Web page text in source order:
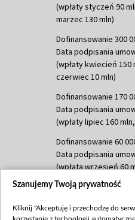
(wpłaty styczeń 90
marzec 130 mln)
Dofinansowanie 300
Data podpisania
(wpłaty kwiecień 150
czerwiec 10 mln)
Dofinansowanie 170
Data podpisania
(wpłaty lipiec 160
Dofinansowanie 60
Data podpisania
(wpłata wrzesień 60
Dofinansowanie 635
(wpłata wrzesień
Szanujemy Twoją prywatność
Kliknij "Akceptuję i przechodzę do